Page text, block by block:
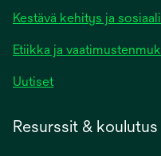
Kestävä kehitys ja
Etiikka ja
Uutiset
Resurssit & koulutus